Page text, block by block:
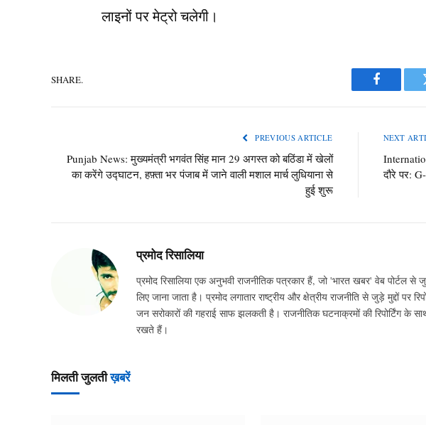
लाइनों पर मेट्रो चलेगी।
SHARE.
Facebook
PREVIOUS ARTICLE
Punjab News: मुख्यमंत्री भगवंत सिंह मान 29 अगस्त को बठिंडा में खेलों
का करेंगे उद्घाटन, हफ़्ता भर पंजाब में जाने वाली मशाल मार्च लुधियाना से
हुई शुरू
NEXT
दौरे पर:
प्रमोद रिसालिया
प्रमोद रिसालिया एक अनुभवी राजनीतिक पत्रकार हैं, जो 'भारत खबर' वेब पोर्टल
लिए जाना जाता है। प्रमोद लगातार राष्ट्रीय और क्षेत्रीय राजनीति से जुड़े मुद्दों
जन सरोकारों की गहराई साफ झलकती है। राजनीतिक घटनाक्रमों की रिपोर्टिंग के
रखते हैं।
मिलती जुलतीख़बरें